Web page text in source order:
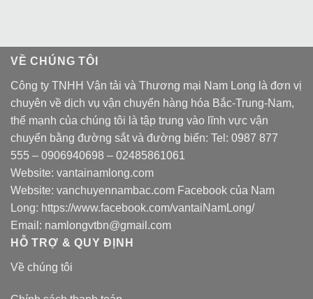
VỀ CHÚNG TÔI
Công ty TNHH Vận tải và Thương mại Nam Long là đơn vị
chuyên về dịch vụ vận chuyển hàng hóa Bắc-Trung-Nam,
thế mạnh của chúng tôi là tập trung vào lĩnh vực vận
chuyển bằng đường sắt và đường biển: Tel: 0987 877
555 – 0906940698 – 02485861061
Website: vantainamlong.com
Website: vanchuyennambac.com Facebook của Nam
Long: https://www.facebook.com/vantaiNamLong/
Email: namlongvtbn@gmail.com
HỖ TRỢ & QUY ĐỊNH
Về chúng tôi